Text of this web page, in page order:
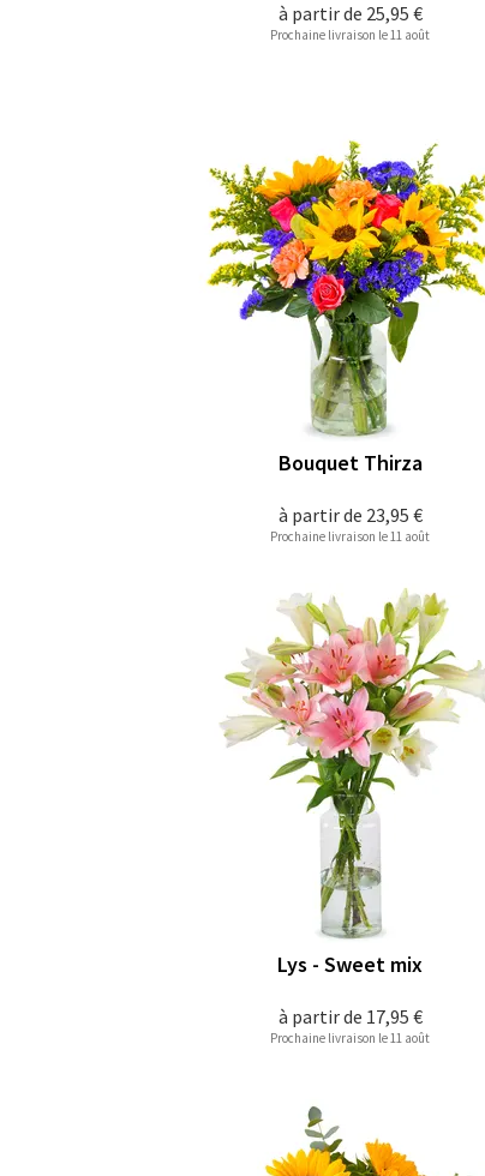
à partir de 25,95 €
Prochaine livraison le 11 août
à partir de 23,95 €
Bouquet Thirza
Prochaine livraison le 11 août
à partir de 17,95 €
Lys - Sweet mix
Prochaine livraison le 11 août